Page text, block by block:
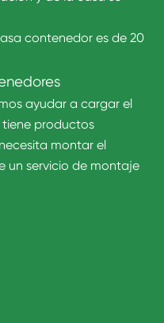
contenedor es de 20
ayudar a cargar el
tiene productos
montar el
un servicio de montaje